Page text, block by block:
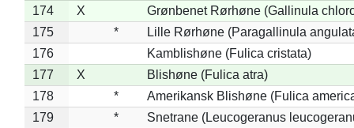
174
X
Grønbenet Rørhøne (Gallinula
175
*
Lille Rørhøne (Paragallinula
176
Kamblishøne (Fulica cristata)
177
X
Blishøne (Fulica atra)
178
*
Amerikansk Blishøne (Fulica
179
*
Snetrane (Leucogeranus